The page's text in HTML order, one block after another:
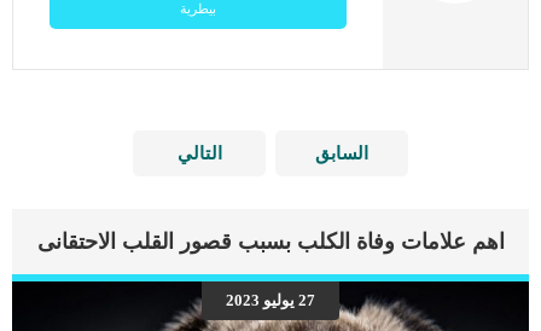
بيطرية
السابق التالي
اهم علامات وفاة الكلب بسبب قصور القلب الاحتقانى
27 يوليو 2023